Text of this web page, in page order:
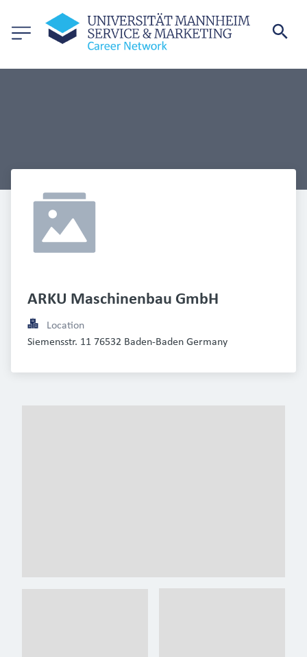
ARKU Maschinenbau GmbH
Location
Siemensstr. 11 76532 Baden-Baden Germany